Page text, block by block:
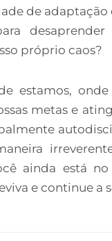
de
próprio caos?
estamos,
metas e
ainda está
e continue a